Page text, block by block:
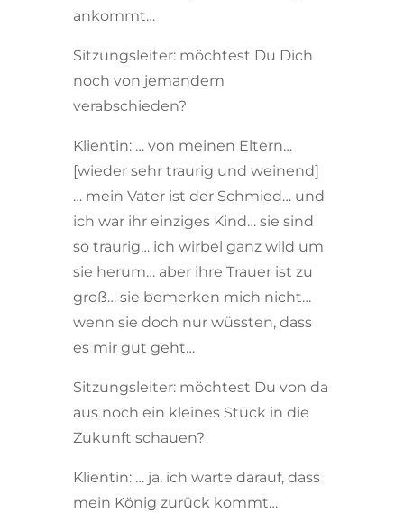
ankommt…
Sitzungsleiter: möchtest Du Dich
noch von jemandem
verabschieden?
Klientin: … von meinen Eltern…
[wieder sehr traurig und weinend]
… mein Vater ist der Schmied… und
ich war ihr einziges Kind… sie sind
so traurig… ich wirbel ganz wild um
sie herum… aber ihre Trauer ist zu
groß… sie bemerken mich nicht…
wenn sie doch nur wüssten, dass
es mir gut geht…
Sitzungsleiter: möchtest Du von da
aus noch ein kleines Stück in die
Zukunft schauen?
Klientin: … ja, ich warte darauf, dass
mein König zurück kommt…